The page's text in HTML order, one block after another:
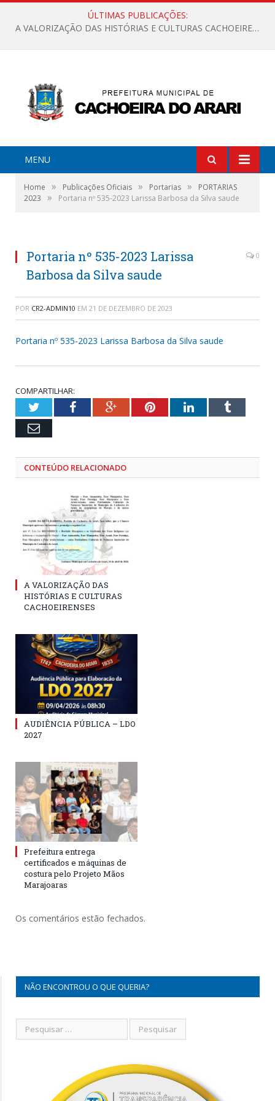
ÚLTIMAS PUBLICAÇÕES:
A VALORIZAÇÃO DAS HISTÓRIAS E CULTURAS CACHOEIRENSES
MENU
Home » Publicações Oficiais » Portarias »
PORTARIAS
2023
» Portaria nº 535-2023 Larissa Barbosa da Silva saude
Portaria nº 535-2023 Larissa
Barbosa da Silva saude
0
POR CR2-ADMIN10 EM 21 DE DEZEMBRO DE 2023
Portaria nº 535-2023 Larissa Barbosa da Silva saude
COMPARTILHAR:
TwitterFacebookGoogle+PinterestLinkedInTumblr
Email
CONTEÚDO RELACIONADO
A VALORIZAÇÃO DAS
HISTÓRIAS E CULTURAS
CACHOEIRENSES
AUDIÊNCIA PÚBLICA – LDO
2027
Prefeitura entrega
certificados e máquinas de
costura pelo Projeto Mãos
Marajoaras
Os comentários estão fechados.
NÃO ENCONTROU O QUE QUERIA?